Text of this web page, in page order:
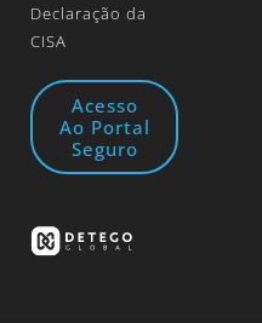
Declaração da
CISA
Acesso
Ao Portal
Seguro